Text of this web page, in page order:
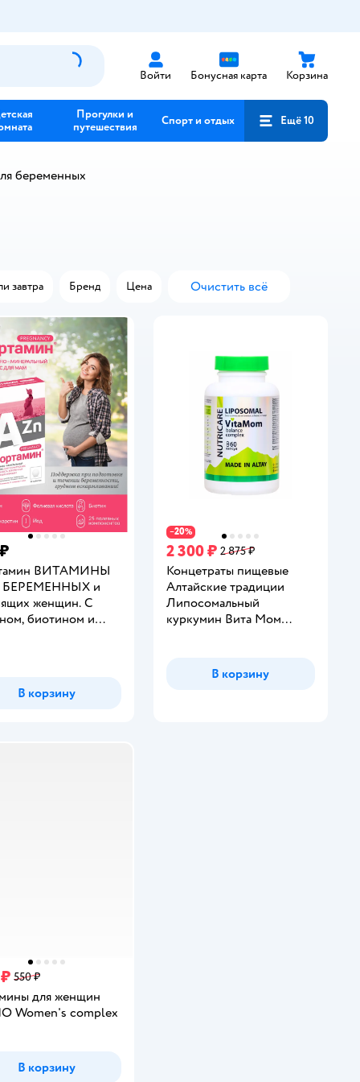
Войти Бонусная карта Корзина
Прогулки и
путешествия
Спорт и отдых Ещё 10
беременных
завтра Бренд Цена Очистить всё
ВИТАМИНЫ
и
женщин. С
биотином и
кислотой. ВТФ,
В корзину
−20%
2 300 ₽ 2 875 ₽
Концетраты пищевые
Алтайские традиции
Липосомальный
куркумин Вита Мом
В корзину
550 ₽
для женщин
Women's complex
В корзину